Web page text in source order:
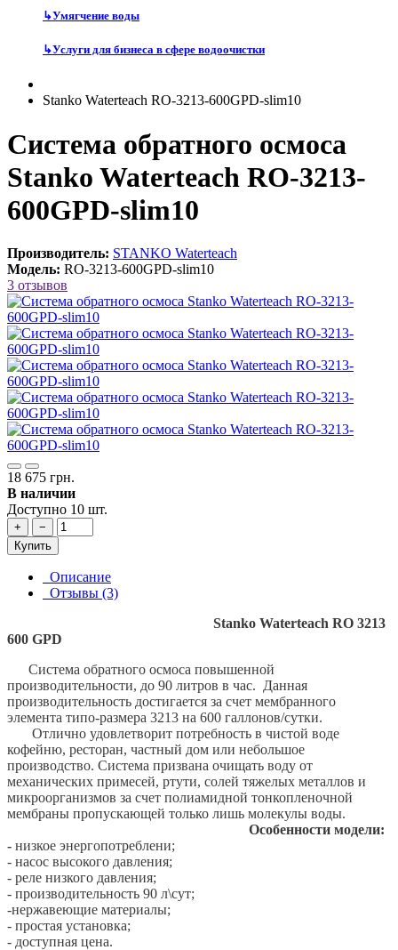
↳Умягчение воды
↳Услуги для бизнеса в сфере водоочистки
Stanko Waterteach RO-3213-600GPD-slim10
Система обратного осмоса
Stanko Waterteach RO-3213-
600GPD-slim10
Производитель: STANKO Waterteach
Модель: RO-3213-600GPD-slim10
3 отзывов
18 675 грн.
В наличии
Доступно 10 шт.
+
−
Купить
Описание
Отзывы (3)
Stanko Waterteach RO 3213
600 GPD
Система обратного осмоса повышенной
производительности, до 90 литров в час. Данная
производительность достигается за счет мембранного
элемента типо-размера 3213 на 600 галлонов/сутки.
Отлично удовлетворит потребность в чистой воде
кофейню, ресторан, частный дом или небольшое
производство. Система призвана очищать воду от
механических примесей, ртути, солей тяжелых металлов и
микроорганизмов за счет полиамидной тонкопленочной
мембраны пропускающей только лишь молекулы воды.
Особенности модели:
- низкое энергопотреблени;
- насос высокого давления;
- реле низкого давления;
- производительность 90 л\сут;
-нержавеющие материалы;
- простая установка;
- доступная цена.